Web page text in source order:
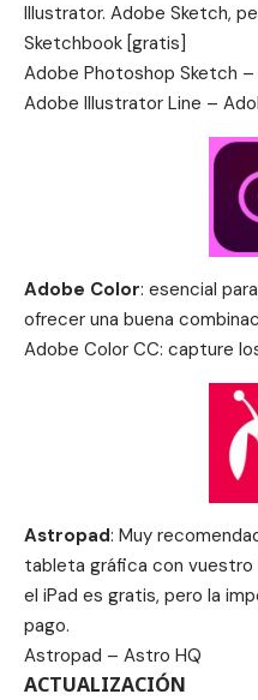
Illustrator. Adobe Sketch,
Sketchbook [gratis]
Adobe Photoshop Sketch
Adobe Illustrator Line –
Adobe Color: esencial
ofrecer una buena
Adobe Color CC: capture
Astropad: Muy
tableta gráfica con vuestro
el iPad es gratis, pero la
pago.
Astropad – Astro HQ
ACTUALIZACIÓN